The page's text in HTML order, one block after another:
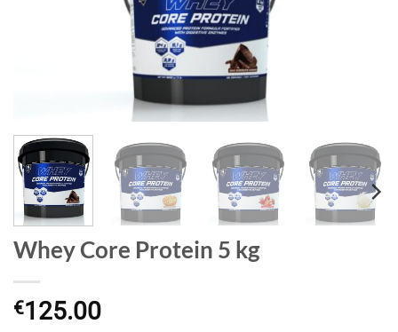
Whey Core Protein 5 kg
€125.00